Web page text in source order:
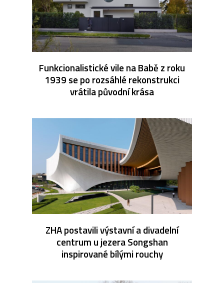
Funkcionalistické vile na Babě z roku
1939 se po rozsáhlé rekonstrukci
vrátila původní krása
ZHA postavili výstavní a divadelní
centrum u jezera Songshan
inspirované bílými rouchy